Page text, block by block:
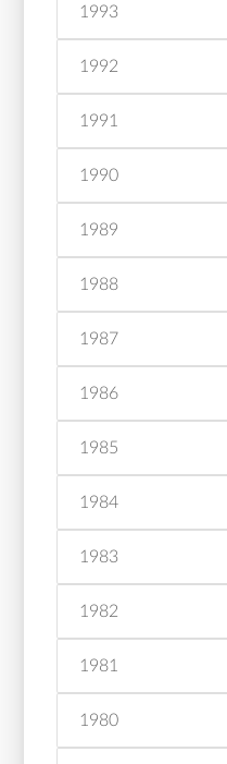
1993
1992
1991
1990
1989
1988
1987
1986
1985
1984
1983
1982
1981
1980